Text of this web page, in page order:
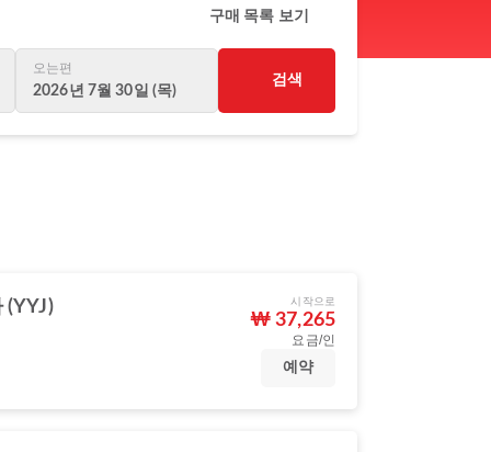
구매 목록 보기
오는편
2026년 7월 30일 (목)
검색
(YYJ) 시작으로
₩ 37,265
요금/인
예약